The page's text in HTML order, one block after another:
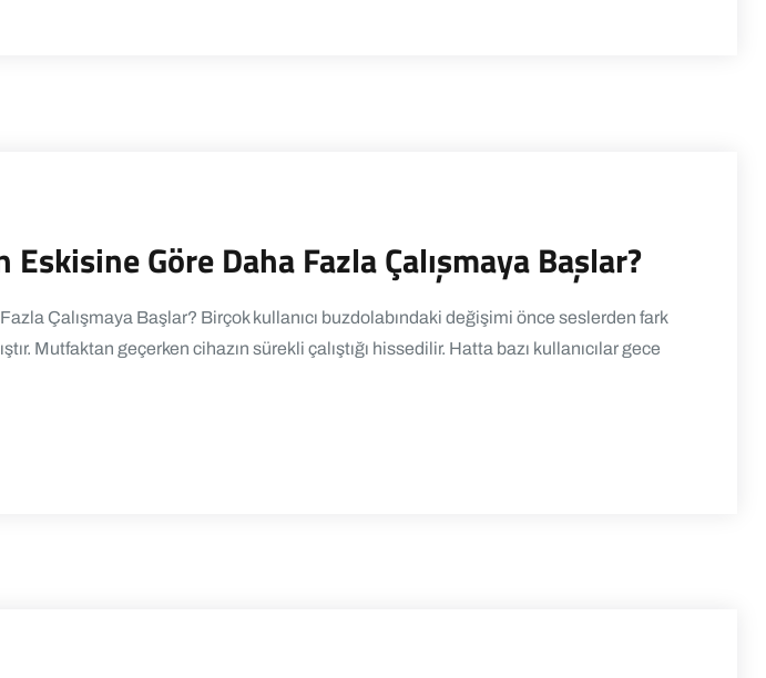
Göre Daha Fazla Çalışmaya Başlar?
Çalışmaya Başlar? Birçok kullanıcı buzdolabındaki değişimi önce seslerden fark
Mutfaktan geçerken cihazın sürekli çalıştığı hissedilir. Hatta bazı kullanıcılar gece